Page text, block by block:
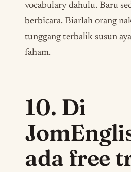
vocabulary dahulu. Baru
berbicara. Biarlah orang
tunggang terbalik susun
faham.
10. Di
ada free